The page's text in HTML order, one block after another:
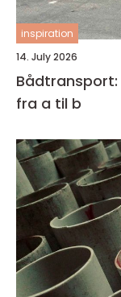
inspiration
14. July 2026
fra a til b